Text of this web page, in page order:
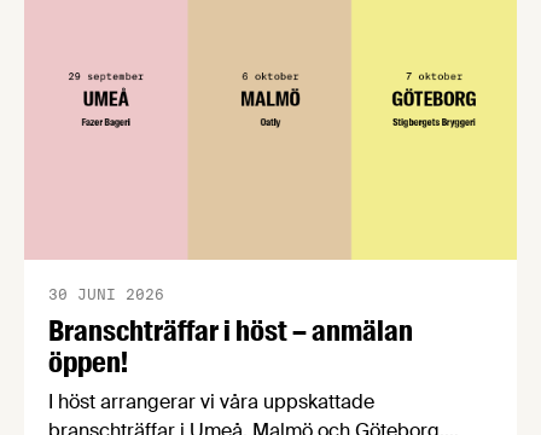
Branschträffar i höst – anmälan
öppen!
30 JUNI 2026
I höst arrangerar vi våra uppskattade